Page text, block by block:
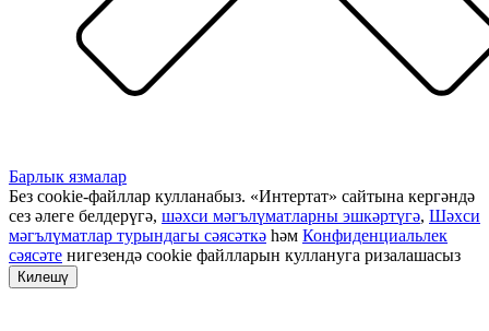
Барлык язмалар
Без cookie-файллар кулланабыз. «Интертат» сайтына кергәндә
сез әлеге белдерүгә, шәхси мәгълүматларны эшкәртүгә, Шәхси
мәгълүматлар турындагы сәясәткә һәм Конфиденциальлек
сәясәте нигезендә cookie файлларын куллануга ризалашасыз
Килешү